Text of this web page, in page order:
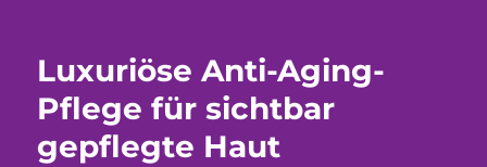
Luxuriöse Anti-Aging-
Pflege für sichtbar
gepflegte Haut